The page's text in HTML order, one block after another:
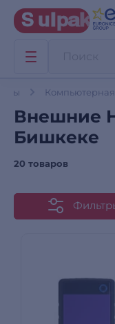
Внешние
Бишкеке
20 товаров